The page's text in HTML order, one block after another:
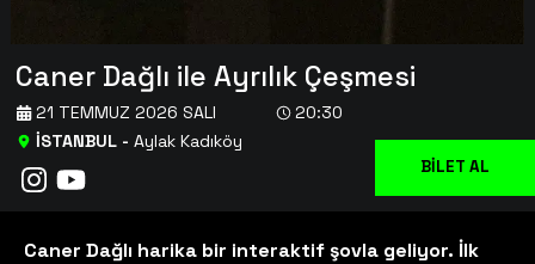
Caner Dağlı ile Ayrılık Çeşmesi
İSTANBUL- Aylak Kadıköy
21 TEMMUZ 2026 SALI 20:30
BİLET AL
Caner Dağlı harika bir interaktif şovla geliyor. İlk